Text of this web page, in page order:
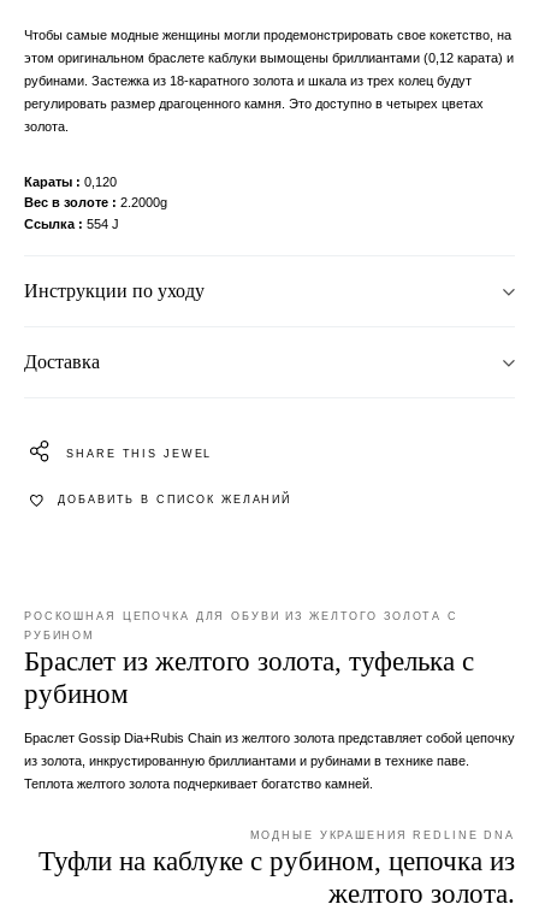
Чтобы самые модные женщины могли продемонстрировать свое кокетство, на
этом оригинальном браслете каблуки вымощены бриллиантами (0,12 карата) и
рубинами. Застежка из 18-каратного золота и шкала из трех колец будут
регулировать размер драгоценного камня. Это доступно в четырех цветах
золота.
Караты
0,120
Вес в золоте
2.2000g
Ссылка
554 J
Инструкции по уходу
Доставка
SHARE THIS JEWEL
ДОБАВИТЬ В СПИСОК ЖЕЛАНИЙ
РОСКОШНАЯ ЦЕПОЧКА ДЛЯ ОБУВИ ИЗ ЖЕЛТОГО ЗОЛОТА С
РУБИНОМ
Браслет из желтого золота, туфелька с
рубином
Браслет Gossip Dia+Rubis Chain из желтого золота представляет собой цепочку
из золота, инкрустированную бриллиантами и рубинами в технике паве.
Теплота желтого золота подчеркивает богатство камней.
МОДНЫЕ УКРАШЕНИЯ REDLINE DNA
Туфли на каблуке с рубином, цепочка из
желтого золота.